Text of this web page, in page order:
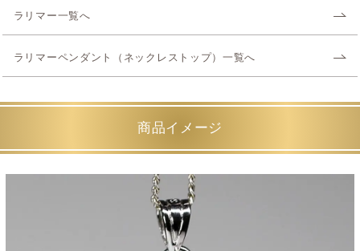
ラリマー一覧へ
ラリマーペンダント（ネックレストップ）一覧へ
商品イメージ